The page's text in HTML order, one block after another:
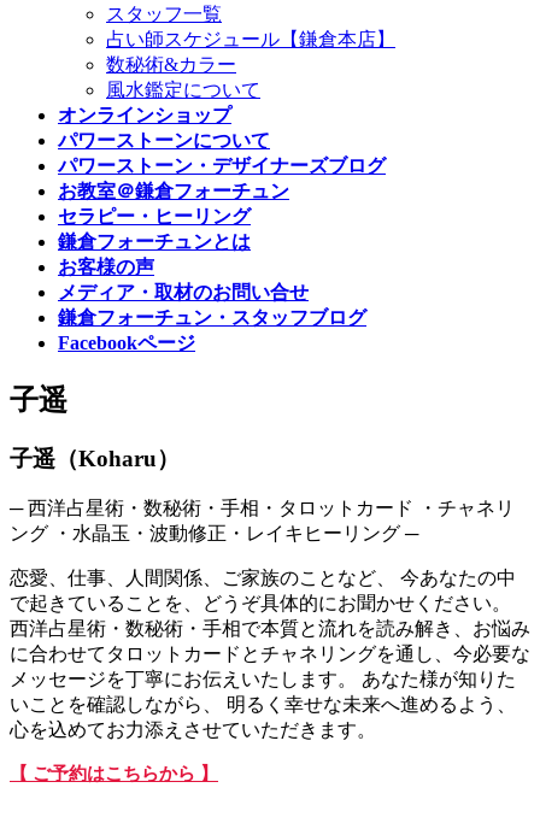
スタッフ一覧
占い師スケジュール【鎌倉本店】
数秘術&カラー
風水鑑定について
オンラインショップ
パワーストーンについて
パワーストーン・デザイナーズブログ
お教室＠鎌倉フォーチュン
セラピー・ヒーリング
鎌倉フォーチュンとは
お客様の声
メディア・取材のお問い合せ
鎌倉フォーチュン・スタッフブログ
Facebookページ
子遥
子遥（Koharu）
─ 西洋占星術・数秘術・手相・タロットカード ・チャネリ
ング ・水晶玉・波動修正・レイキヒーリング ─
恋愛、仕事、人間関係、ご家族のことなど、 今あなたの中
で起きていることを、どうぞ具体的にお聞かせください。
西洋占星術・数秘術・手相で本質と流れを読み解き、お悩み
に合わせてタロットカードとチャネリングを通し、今必要な
メッセージを丁寧にお伝えいたします。 あなた様が知りた
いことを確認しながら、 明るく幸せな未来へ進めるよう、
心を込めてお力添えさせていただきます。
【 ご予約はこちらから 】